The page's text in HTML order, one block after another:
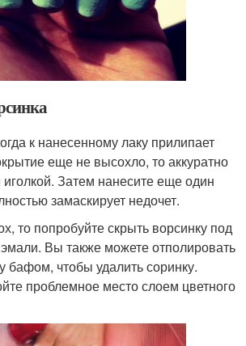
к нанесенному лаку прилипает
еще не высохло, то аккуратно
иголкой. Затем нанесите еще один
замаскирует недочет.
то попробуйте скрыть ворсинку под
Вы также можете отполировать
бафом, чтобы удалить соринку.
проблемное место слоем цветного